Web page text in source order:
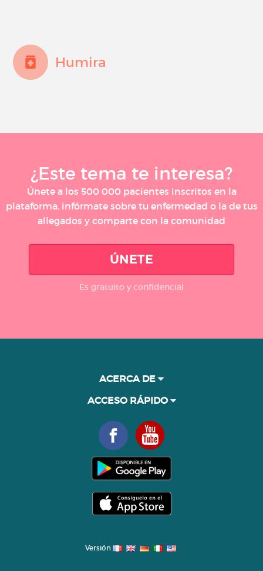
Humira
¿Este tema te interesa?
Únete a los 500 000 pacientes inscritos en la
plataforma, infórmate sobre tu enfermedad o la de tus
allegados y comparte con la comunidad
ÚNETE
Es gratuito y confidencial
ACERCA DE
ACCESO RÁPIDO
Versión